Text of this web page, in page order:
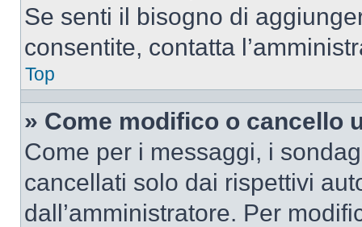
Se senti il bisogno di
consentite, contatta
Top
» Come modifico o cancello
Come per i messaggi, i
cancellati solo dai rispettivi
dall’amministratore. Per